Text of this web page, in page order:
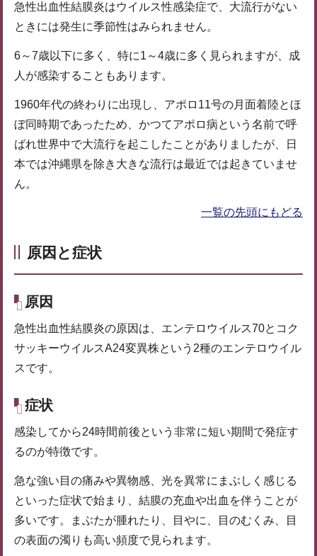
急性出血性結膜炎はウイルス性感染症で、大流行がない
ときには発生に季節性はみられません。
6～7歳以下に多く、特に1～4歳に多く見られますが、成
人が感染することもあります。
1960年代の終わりに出現し、アポロ11号の月面着陸とほ
ぼ同時期であったため、かつてアポロ病という名前で呼
ばれ世界中で大流行を起こしたことがありましたが、日
本では沖縄県を除き大きな流行は最近では起きていませ
ん。
一覧の先頭にもどる
原因と症状
原因
急性出血性結膜炎の原因は、エンテロウイルス70とコク
サッキーウイルスA24変異株という2種のエンテロウイル
スです。
症状
感染してから24時間前後という非常に短い期間で発症す
るのが特徴です。
急な強い目の痛みや異物感、光を異常にまぶしく感じる
といった症状で始まり、結膜の充血や出血を伴うことが
多いです。まぶたが腫れたり、目やに、目のむくみ、目
の表面の濁りも高い頻度で見られます。